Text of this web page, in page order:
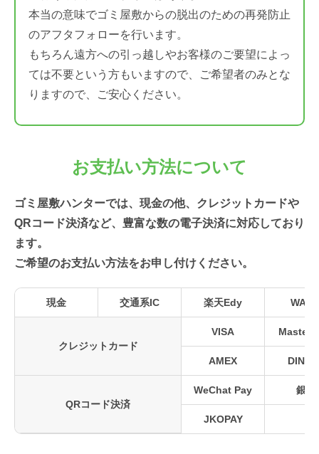
本当の意味でゴミ屋敷からの脱出のための再発防止
のアフタフォローを行います。
もちろん遠方への引っ越しやお客様のご要望によっ
ては不要という方もいますので、ご希望者のみとな
りますので、ご安心ください。
お支払い方法について
ゴミ屋敷ハンターでは、現金の他、クレジットカードや
QRコード決済など、豊富な数の電子決済に対応しており
ます。
ご希望のお支払い方法をお申し付けください。
現金 交通系IC 楽天Edy
クレジットカード
VISA
AMEX
QRコード決済
WeChat Pay 銀聯
JKOPAY